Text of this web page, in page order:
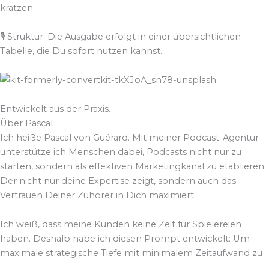
kratzen.
🎙️ Struktur: Die Ausgabe erfolgt in einer übersichtlichen
Tabelle, die Du sofort nutzen kannst.
Entwickelt aus der Praxis.
Über Pascal
Ich heiße Pascal von Guérard. Mit meiner Podcast-Agentur
unterstütze ich Menschen dabei, Podcasts nicht nur zu
starten, sondern als effektiven Marketingkanal zu etablieren.
Der nicht nur deine Expertise zeigt, sondern auch das
Vertrauen Deiner Zuhörer in Dich maximiert.
Ich weiß, dass meine Kunden keine Zeit für Spielereien
haben. Deshalb habe ich diesen Prompt entwickelt: Um
maximale strategische Tiefe mit minimalem Zeitaufwand zu